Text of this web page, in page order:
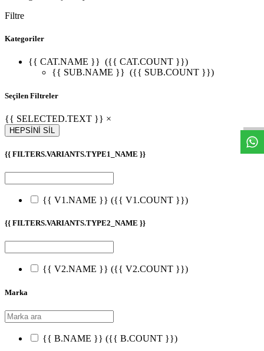
Filtre
Kategoriler
{{ CAT.NAME }} ({{ CAT.COUNT }})
{{ SUB.NAME }} ({{ SUB.COUNT }})
Seçilen Filtreler
{{ SELECTED.TEXT }} ×
HEPSİNİ SİL
{{ FILTERS.VARIANTS.TYPE1_NAME }}
{{ V1.NAME }} ({{ V1.COUNT }})
{{ FILTERS.VARIANTS.TYPE2_NAME }}
{{ V2.NAME }} ({{ V2.COUNT }})
Marka
{{ B.NAME }} ({{ B.COUNT }})